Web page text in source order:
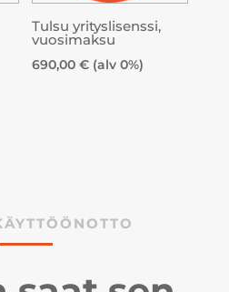
Tulsu yrityslisenssi,
vuosimaksu
690,00€ (alv 0%)